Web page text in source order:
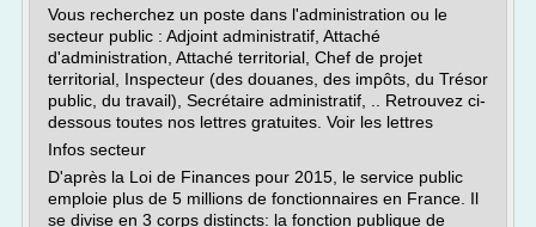
Vous recherchez un poste dans l'administration ou le
secteur public : Adjoint administratif, Attaché
d'administration, Attaché territorial, Chef de projet
territorial, Inspecteur (des douanes, des impôts, du Trésor
public, du travail), Secrétaire administratif, .. Retrouvez ci-
dessous toutes nos lettres gratuites. Voir les lettres
Infos secteur
D'après la Loi de Finances pour 2015, le service public
emploie plus de 5 millions de fonctionnaires en France. Il
se divise en 3 corps distincts: la fonction publique de